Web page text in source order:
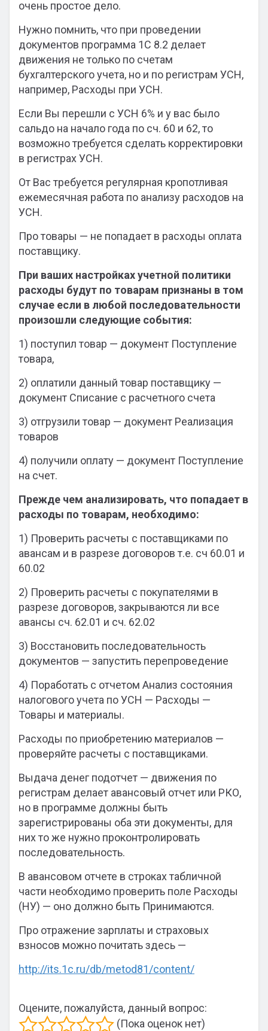
очень простое дело.
Нужно помнить, что при проведении
документов программа 1С 8.2 делает
движения не только по счетам
бухгалтерского учета, но и по регистрам УСН,
например, Расходы при УСН.
Если Вы перешли с УСН 6% и у вас было
сальдо на начало года по сч. 60 и 62, то
возможно требуется сделать корректировки
в регистрах УСН.
От Вас требуется регулярная кропотливая
ежемесячная работа по анализу расходов на
УСН.
Про товары — не попадает в расходы оплата
поставщику.
При ваших настройках учетной политики
расходы будут по товарам признаны в том
случае если в любой последовательности
произошли следующие события:
1) поступил товар — документ Поступление
товара,
2) оплатили данный товар поставщику —
документ Списание с расчетного счета
3) отгрузили товар — документ Реализация
товаров
4) получили оплату — документ Поступление
на счет.
Прежде чем анализировать, что попадает в
расходы по товарам, необходимо:
1) Проверить расчеты с поставщиками по
авансам и в разрезе договоров т.е. сч 60.01 и
60.02
2) Проверить расчеты с покупателями в
разрезе договоров, закрываются ли все
авансы сч. 62.01 и сч. 62.02
3) Восстановить последовательность
документов — запустить перепроведение
4) Поработать с отчетом Анализ состояния
налогового учета по УСН — Расходы —
Товары и материалы.
Расходы по приобретению материалов —
проверяйте расчеты с поставщиками.
Выдача денег подотчет — движения по
регистрам делает авансовый отчет или РКО,
но в программе должны быть
зарегистрированы оба эти документы, для
них то же нужно проконтролировать
последовательность.
В авансовом отчете в строках табличной
части необходимо проверить поле Расходы
(НУ) — оно должно быть Принимаются.
Про отражение зарплаты и страховых
взносов можно почитать здесь —
http://its.1c.ru/db/metod81/content/
Оцените, пожалуйста, данный вопрос:
(Пока оценок нет)